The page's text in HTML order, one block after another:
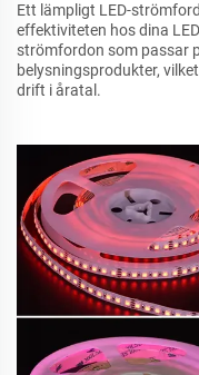
Ett lämpligt LED-
effektiviteten hos dina
strömfordon som passar
belysningsprodukter,
drift i åratal.